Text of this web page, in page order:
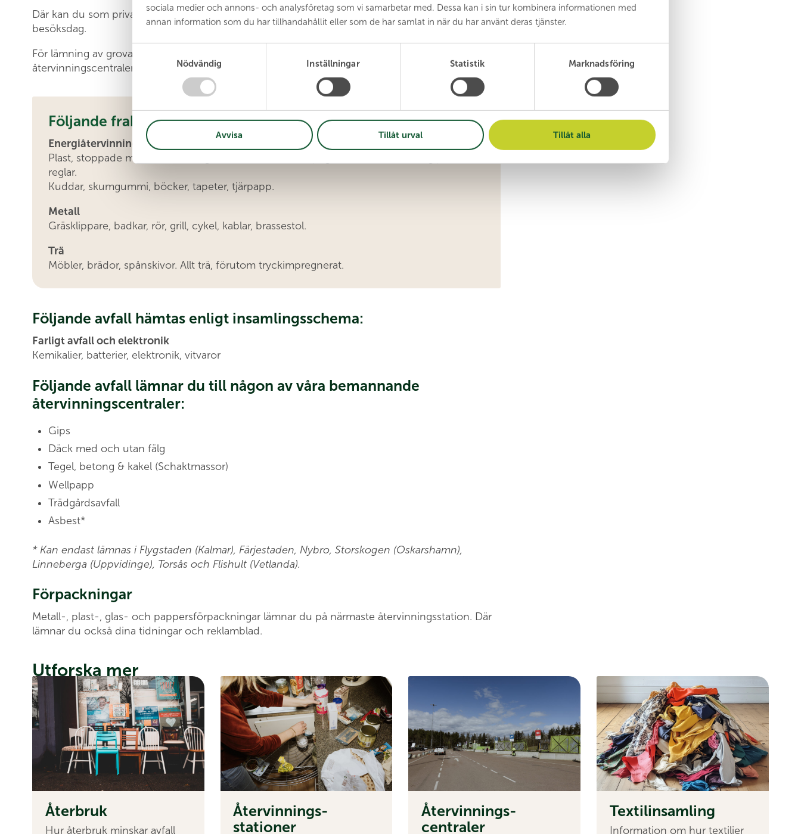
sociala medier och annons- och analysföretag som vi samarbetar med. Dessa kan i sin tur kombinera informationen med
annan information som du har tillhandahållit eller som de har samlat in när du har använt deras tjänster.
a
s
a
Nödvändig Inställningar Statistik Marknadsföring
Avvisa Tillåt urval Tillåt alla
Där kan du som privatperson lämna ditt grovavfall mellan16.00 – 18.00på respektive
besöksdag.
För lämning av grovavfall under övriga tider hänvisar vi till någon av våra permanenta
återvinningscentraler, varav de flesta har öppet varje dag.
Följande fraktioner kan alltid lämnas på mini-ÅVC:
Energiåtervinning
(se skyltar på plats)
Plast, stoppade möbler, resårsäng, fönster med karm, spegel med ram, mattor, gips med
reglar.
Kuddar, skumgummi, böcker, tapeter, tjärpapp.
Metall
Gräsklippare, badkar, rör, grill, cykel, kablar, brassestol.
Trä
Möbler, brädor, spånskivor. Allt trä, förutom tryckimpregnerat.
Följande avfall hämtas enligt insamlingsschema:
Farligt avfall och elektronik
Kemikalier, batterier, elektronik, vitvaror
Följande avfall lämnar du till någon av våra bemannande
återvinningscentraler:
Gips
Däck med och utan fälg
Tegel, betong & kakel (Schaktmassor)
Wellpapp
Trädgårdsavfall
Asbest*
* Kan endast lämnas i Flygstaden (Kalmar), Färjestaden, Nybro, Storskogen (Oskarshamn),
Linneberga (Uppvidinge), Torsås och Flishult (Vetlanda).
Förpackningar
Metall-, plast-, glas- och pappersförpackningar lämnar du på närmaste återvinningsstation. Där
lämnar du också dina tidningar och reklamblad.
Utforska mer
Åter­bruk
Hur återbruk minskar avfall
Åter­vinnings­
stationer
Åter­vinnings­
centraler
Textil­insamling
Information om hur textilier